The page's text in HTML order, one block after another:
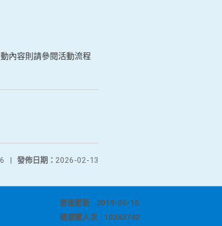
內容則請參閱活動流程
發佈日期： 2026-02-13
|
最後更新
2019-05-15
總瀏覽人次
10363742